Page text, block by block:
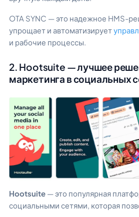
OTA SYNC — это надежное HMS-
упрощает и автоматизирует
и рабочие процессы.
2. Hootsuite — лучшее
маркетинга в социальных
Hootsuite — это популярная
социальными сетями, которая